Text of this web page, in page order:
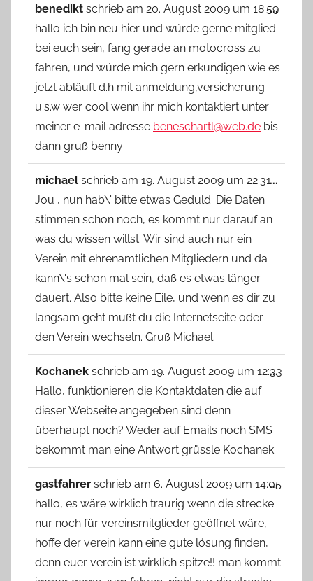
benedikt schrieb am 20. August 2009 um 18:59
hallo ich bin neu hier und würde gerne mitglied
bei euch sein, fang gerade an motocross zu
fahren, und würde mich gern erkundigen wie es
jetzt abläuft d.h mit anmeldung,versicherung
u.s.w wer cool wenn ihr mich kontaktiert unter
meiner e-mail adresse beneschartl@web.de bis
dann gruß benny
...Diese
michael schrieb am 19. August 2009 um 22:31
Jou , nun hab\' bitte etwas Geduld. Die Daten
stimmen schon noch, es kommt nur darauf an
was du wissen willst. Wir sind auch nur ein
Verein mit ehrenamtlichen Mitgliedern und da
kann\'s schon mal sein, daß es etwas länger
dauert. Also bitte keine Eile, und wenn es dir zu
langsam geht mußt du die Internetseite oder
den Verein wechseln. Gruß Michael
...
Kochanek schrieb am 19. August 2009 um 12:33
Hallo, funktionieren die Kontaktdaten die auf
dieser Webseite angegeben sind denn
überhaupt noch? Weder auf Emails noch SMS
bekommt man eine Antwort grüssle Kochanek
...Diese
gastfahrer schrieb am 6. August 2009 um 14:05
hallo, es wäre wirklich traurig wenn die strecke
nur noch für vereinsmitglieder geöffnet wäre,
hoffe der verein kann eine gute lösung finden,
denn euer verein ist wirklich spitze!! man kommt
...Diese